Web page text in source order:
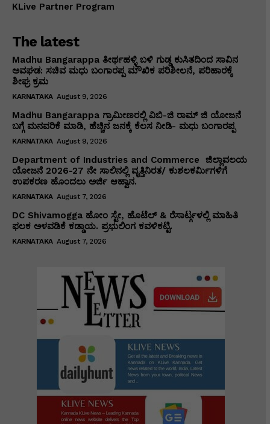
KLive Partner Program
The latest
Madhu Bangarappa ತೀರ್ಥಹಳ್ಳಿ ಬಳಿ ಗುಡ್ಡ ಕುಸಿತದಿಂದ ಸಾವಿನ
ಅವಘಡ: ಸಚಿವ ಮಧು ಬಂಗಾರಪ್ಪ ಮೌಖಿಕ ಪರಿಶೀಲನೆ, ಪರಿಹಾರಕ್ಕೆ
ಶೀಘ್ರ ಕ್ರಮ
KARNATAKA August 9, 2026
Madhu Bangarappa ಗ್ರಾಮೀಣರಲ್ಲಿ ವಿಬಿ-ಜಿ ರಾಮ್ ಜಿ ಯೋಜನೆ
ಬಗ್ಗೆ ಮನವರಿಕೆ ಮಾಡಿ, ಹೆಚ್ಚಿನ ಜನಕ್ಕೆ ಕೆಲಸ ನೀಡಿ- ಮಧು ಬಂಗಾರಪ್ಪ
KARNATAKA August 9, 2026
Department of Industries and Commerce ಜಿಲ್ಲಾವಲಯ
ಯೋಜನೆ 2026-27 ನೇ ಸಾಲಿನಲ್ಲಿ ವೃತ್ತಿನಿರತ/ ಕುಶಲಕರ್ಮಿಗಳಿಗೆ
ಉಪಕರಣ ಹೊಂದಲು ಅರ್ಜಿ ಆಹ್ವಾನ.
KARNATAKA August 7, 2026
DC Shivamogga ಹೋಂ ಸ್ಟೇ, ಹೊಟೆಲ್ & ರೆಸಾರ್ಟ್ಗಳಲ್ಲಿ ಮಾಹಿತಿ
ಫಲಕ ಅಳವಡಿಕೆ ಕಡ್ಡಾಯ. ಪ್ರಭುಲಿಂಗ ಕವಳಿಕಟ್ಟಿ.
KARNATAKA August 7, 2026